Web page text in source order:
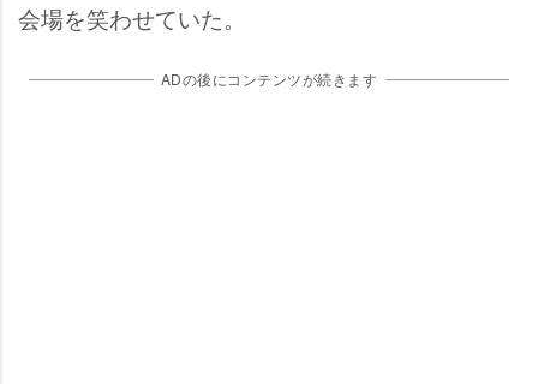
会場を笑わせていた。
ADの後にコンテンツが続きます